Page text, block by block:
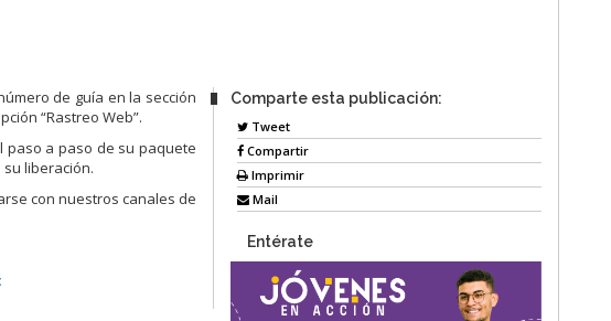
de guía en la sección
“Rastreo Web”.
paso a paso de su paquete
liberación.
con nuestros canales de
Comparte esta publicación:
Tweet
Compartir
Imprimir
Mail
Entérate